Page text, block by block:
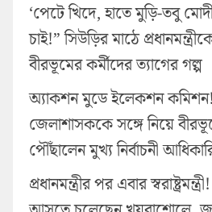
‘পেটে খিদে, হাতে মুড়ি-তবু
চাই!” সিউড়ির মাঠে
বীরভূমের কর্মীদের ত্যাগের গল্প
অ্যাকশন মুডে ইলেকশন কমিশন!
জেলাশাসককে সঙ্গে নিয়ে
পৌঁছালেন মুখ্য নির্বাচনী
প্রধানমন্ত্রীর পর এবার